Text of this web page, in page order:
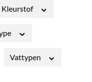
Kleurstof
Vattypen